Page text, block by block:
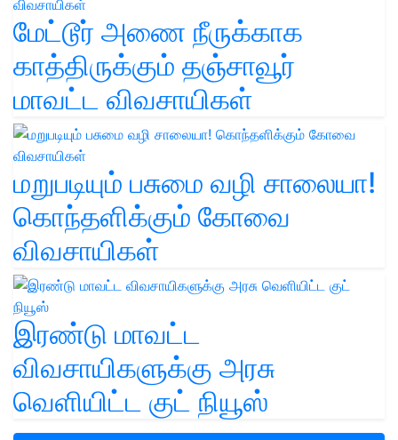
மேட்டூர் அணை நீருக்காக
காத்திருக்கும் தஞ்சாவூர்
மாவட்ட விவசாயிகள்
மறுபடியும் பசுமை வழி சாலையா!
கொந்தளிக்கும் கோவை
விவசாயிகள்
இரண்டு மாவட்ட
விவசாயிகளுக்கு அரசு
வெளியிட்ட குட் நியூஸ்